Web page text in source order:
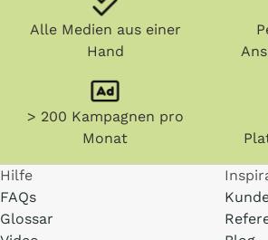
Alle Medien aus einer
Hand
> 200 Kampagnen pro
Monat
Hilfe
FAQs
Glossar